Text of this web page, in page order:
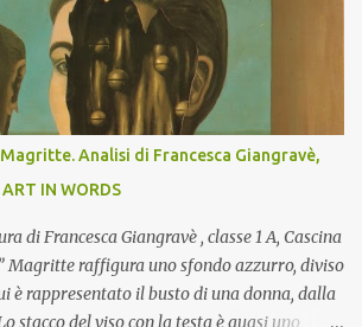
Magritte. Analisi di Francesca Giangravè,
IN WORDS
di Francesca Giangravè , classe 1 A, Cascina
Magritte raffigura uno sfondo azzurro, diviso
è rappresentato il busto di una donna, dalla
stacco del viso con la testa è quasi uno